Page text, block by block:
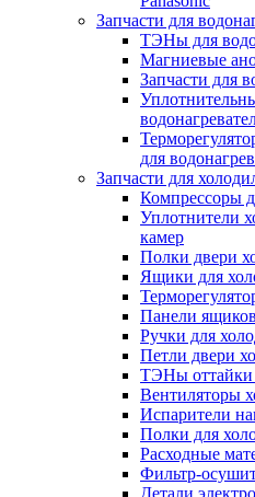
Запчасти для
ТЭНы для
Магниевые
Запчасти для
для
Запчасти для
Компрессоры
Уплотнители
камер
Полки двери
Ящики для
Панели
Ручки для
Петли двери
ТЭНы оттайки
Вентиляторы
Испарители
Полки для
Расходные
Фильтр-